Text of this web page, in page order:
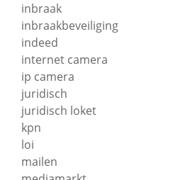
inbraak
inbraakbeveiliging
indeed
internet camera
ip camera
juridisch
juridisch loket
kpn
loi
mailen